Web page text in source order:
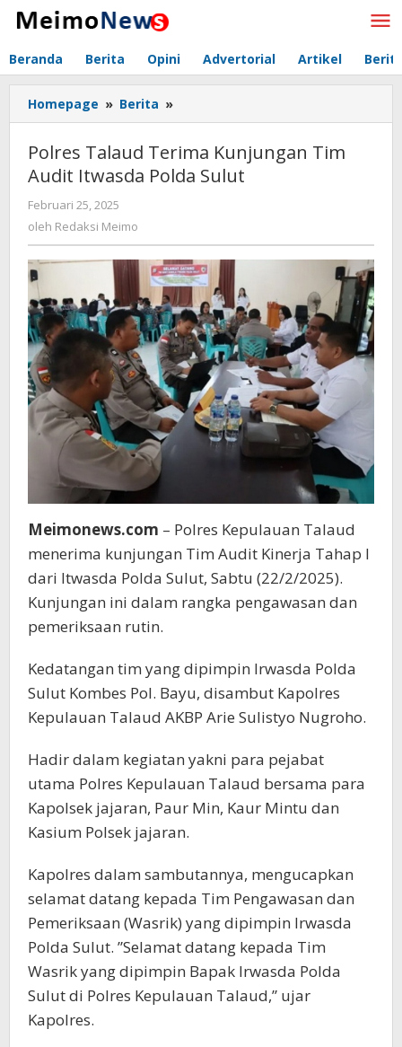
Lewati
Beranda Berita Opini Advertorial Artikel
Homepage » Berita »
Talaud
Kunjungan
Tim
Polres Talaud Terima Kunjungan Tim
Audit Itwasda Polda Sulut
Februari 25, 2025
Redaksi
oleh Redaksi Meimo
Meimonews.com – Polres Kepulauan Talaud
menerima kunjungan Tim Audit Kinerja Tahap I
dari Itwasda Polda Sulut, Sabtu (22/2/2025).
Kunjungan ini dalam rangka pengawasan dan
pemeriksaan rutin.
Kedatangan tim yang dipimpin Irwasda Polda
Sulut Kombes Pol. Bayu, disambut Kapolres
Kepulauan Talaud AKBP Arie Sulistyo Nugroho.
Hadir dalam kegiatan yakni para pejabat
utama Polres Kepulauan Talaud bersama para
Kapolsek jajaran, Paur Min, Kaur Mintu dan
Kasium Polsek jajaran.
Kapolres dalam sambutannya, mengucapkan
selamat datang kepada Tim Pengawasan dan
Pemeriksaan (Wasrik) yang dipimpin Irwasda
Polda Sulut. ”Selamat datang kepada Tim
Wasrik yang dipimpin Bapak Irwasda Polda
Sulut di Polres Kepulauan Talaud,” ujar
Kapolres.